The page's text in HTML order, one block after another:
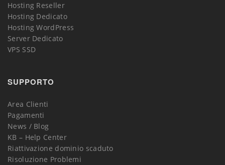
Hosting Reseller
Hosting Dedicato
Hosting WordPress
Server Dedicato
VPS SSD
SUPPORTO
Area Clienti
Pagamenti
News / Blog
KB – Help Center
Riattivazione dominio scaduto
Risoluzione Problemi